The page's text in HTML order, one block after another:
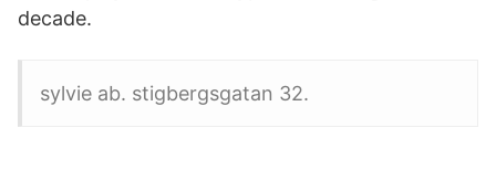
decade.
sylvie ab. stigbergsgatan 32.